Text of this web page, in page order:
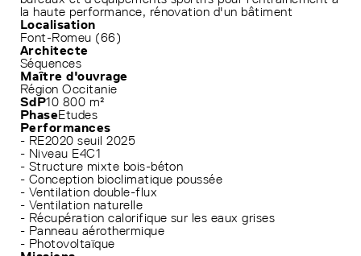
la haute performance, rénovation d'un bâtiment
Localisation
Font-Romeu (66)
Architecte
Séquences
Maître d'ouvrage
Région Occitanie
SdP10 800 m²
PhaseEtudes
Performances
- RE2020 seuil 2025
- Niveau E4C1
- Structure mixte bois-béton
- Conception bioclimatique poussée
- Ventilation double-flux
- Ventilation naturelle
- Récupération calorifique sur les eaux grises
- Panneau aérothermique
- Photovoltaïque